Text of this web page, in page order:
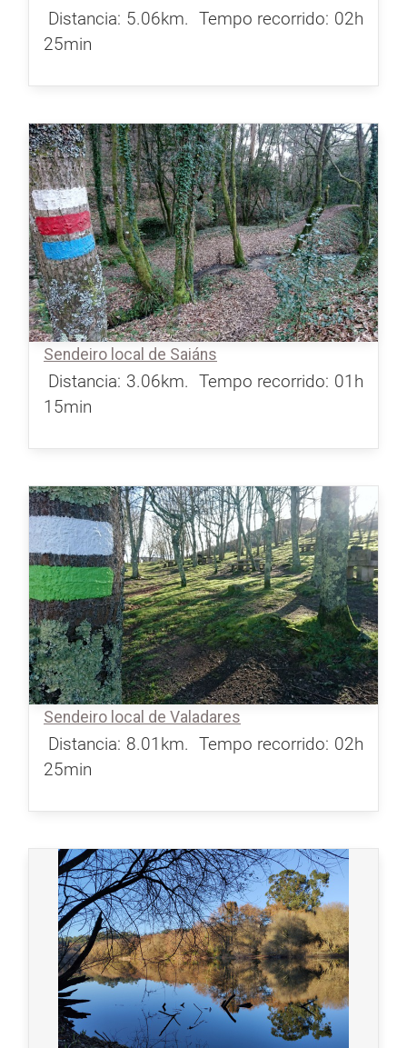
Distancia: 5.06km. Tempo recorrido: 02h
25min
Sendeiro local de Saiáns
Distancia: 3.06km. Tempo recorrido: 01h
15min
Sendeiro local de Valadares
Distancia: 8.01km. Tempo recorrido: 02h
25min